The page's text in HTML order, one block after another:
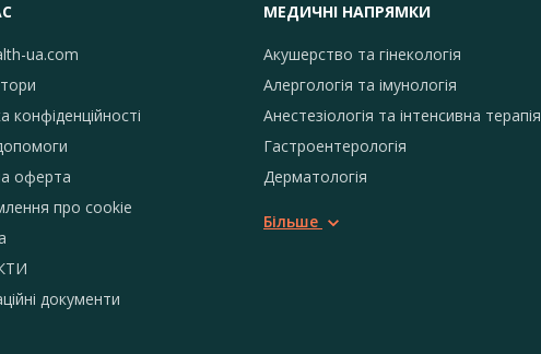
ua.com
конфіденційності
оферта
про сookie
документи
МЕДИЧНІ НАПРЯМКИ
Акушерство та гінекологія
Алергологія та імунологія
Анестезіологія та інтенсивна терапія
Гастроентерологія
Дерматологія
Більше